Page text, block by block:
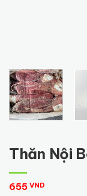
Thăn Nội
655 VND